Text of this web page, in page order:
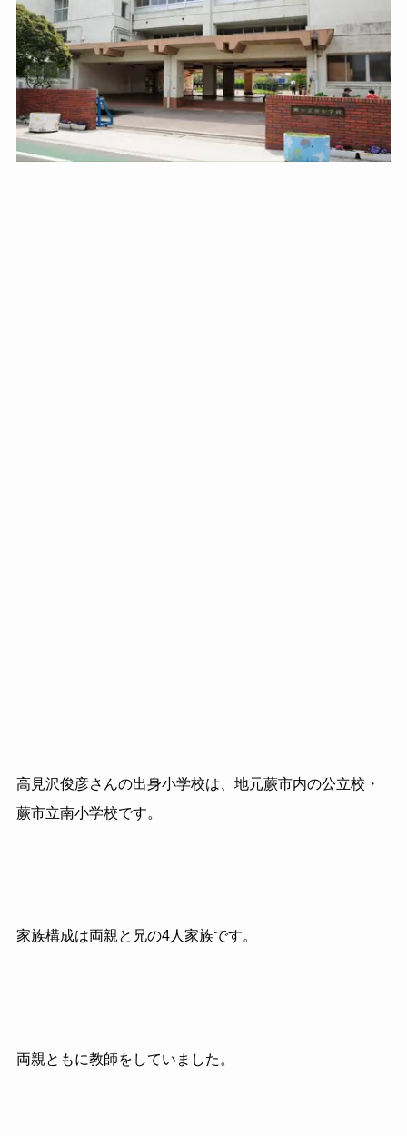
高見沢俊彦さんの出身小学校は、地元蕨市内の公立校・
蕨市立南小学校です。
家族構成は両親と兄の4人家族です。
両親ともに教師をしていました。